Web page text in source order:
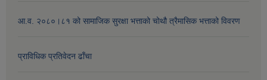
आ.व. २०८०।८१ को सामाजिक सुरक्षा भत्ताको चोथौ त्रैमासिक भत्ताको विवरण
प्राविधिक प्रतिवेदन ढाँचा